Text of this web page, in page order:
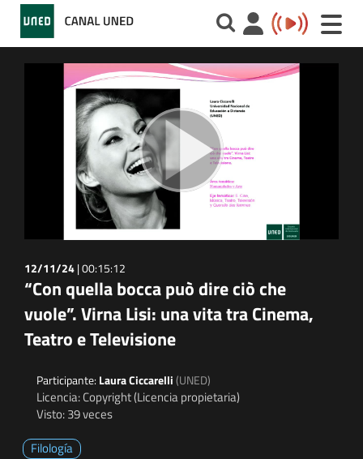
Toggle
12/11/24|00:15:12
“Con quella bocca può dire ciò che
vuole”. Virna Lisi: una vita tra Cinema,
Teatro e Televisione
Participante: Laura Ciccarelli(UNED)
Licencia: Copyright (Licencia propietaria)
Visto: 39 veces
Filología